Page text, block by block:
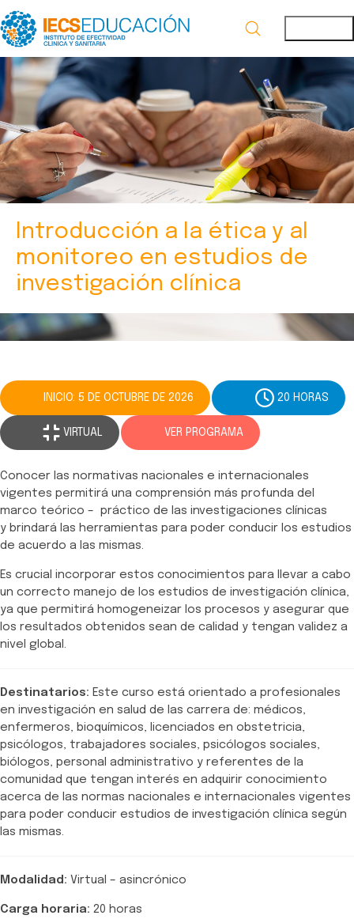
Introducción a la ética y al
monitoreo en estudios de
investigación clínica
INICIO: 5 DE OCTUBRE DE 2026 20 HORAS
VIRTUAL VER PROGRAMA
Conocer las normativas nacionales e internacionales
vigentes permitirá una comprensión más profunda del
marco teórico – práctico de las investigaciones clínicas
y brindará las herramientas para poder conducir los estudios
de acuerdo a las mismas.
Es crucial incorporar estos conocimientos para llevar a cabo
un correcto manejo de los estudios de investigación clínica,
ya que permitirá homogeneizar los procesos y asegurar que
los resultados obtenidos sean de calidad y tengan validez a
nivel global.
Destinatarios: Este curso está orientado a profesionales
en investigación en salud de las carrera de: médicos,
enfermeros, bioquímicos, licenciados en obstetricia,
psicólogos, trabajadores sociales, psicólogos sociales,
biólogos, personal administrativo y referentes de la
comunidad que tengan interés en adquirir conocimiento
acerca de las normas nacionales e internacionales vigentes
para poder conducir estudios de investigación clínica según
las mismas.
Modalidad: Virtual – asincrónico
Carga horaria: 20 horas